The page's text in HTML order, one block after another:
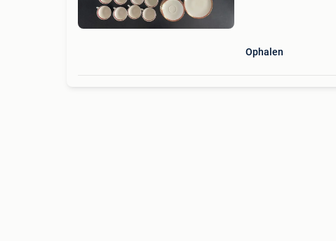
Ophalen